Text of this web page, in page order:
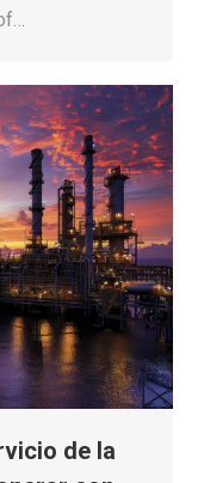
de la